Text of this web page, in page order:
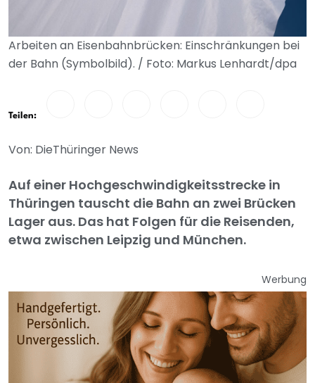
Arbeiten an Eisenbahnbrücken: Einschränkungen bei
der Bahn (Symbolbild). / Foto: Markus Lenhardt/dpa
Teilen:
Von: DieThüringer News
Auf einer Hochgeschwindigkeitsstrecke in
Thüringen tauscht die Bahn an zwei Brücken
Lager aus. Das hat Folgen für die Reisenden,
etwa zwischen Leipzig und München.
Werbung